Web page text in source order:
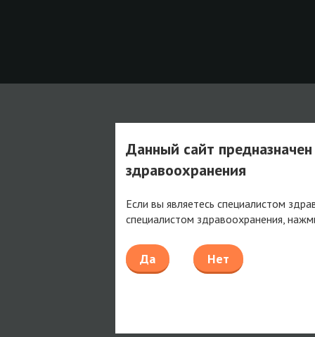
Данный сайт
здравоохранения
Если вы являетесь специалистом
специалистом здравоохранения,
Да Нет